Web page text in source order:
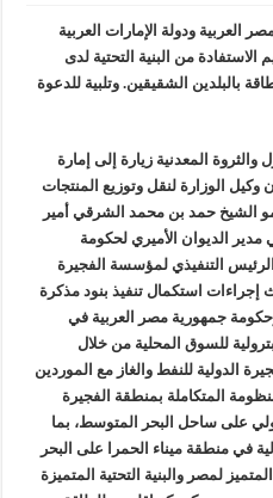
العربية ودولة الإمارات العربية
من البنية التحتية لدى
بالبلدين الشقيقين. وتلبية للدعوة
المعدنية زيارة إلى إمارة
الوزارة لنقل وتوزيع المنتجات
الشيخ حمد بن محمد الشرقي أمير
الديوان الأميري لحكومة
التنفيذي لمؤسسة الفجيرة
إجراءات استكمال تنفيذ بنود مذكرة
جمهورية مصر العربية في
بترولية للسوق المحلية من خلال
الدولية للنفط والغاز مع الموردين
المتكاملة بمنطقة الفجيرة
على ساحل البحر المتوسط، بما
في منطقة ميناء الحمرا على البحر
المتميز لمصر والبنية التحتية المتميزة